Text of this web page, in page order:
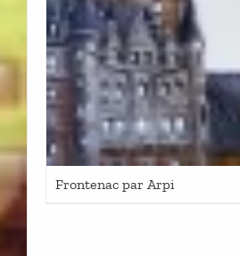
Frontenac par Arpi